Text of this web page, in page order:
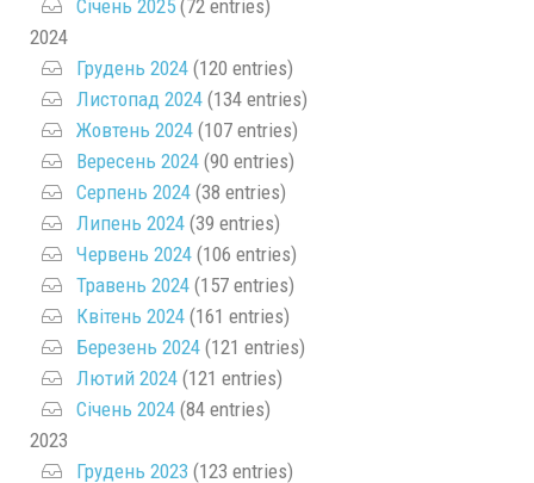
Січень 2025 (72 entries)
2024
Грудень 2024 (120 entries)
Листопад 2024 (134 entries)
Жовтень 2024 (107 entries)
Вересень 2024 (90 entries)
Серпень 2024 (38 entries)
Липень 2024 (39 entries)
Червень 2024 (106 entries)
Травень 2024 (157 entries)
Квітень 2024 (161 entries)
Березень 2024 (121 entries)
Лютий 2024 (121 entries)
Січень 2024 (84 entries)
2023
Грудень 2023 (123 entries)